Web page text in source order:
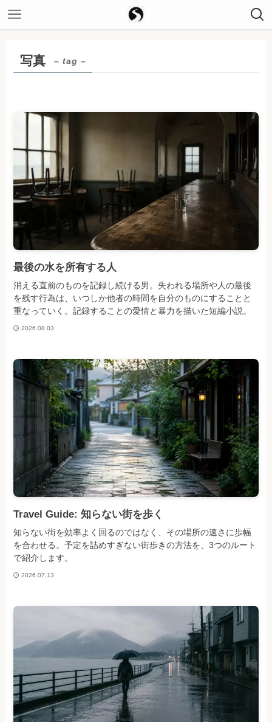
写真 – tag –
最後の水を所有する人
消える直前のものを記録し続ける男。失われる場所や人の最後
を残す行為は、いつしか他者の時間を自分のものにすることと
重なっていく。記録することの愛情と暴力を描いた短編小説。
2026.08.03
Travel Guide: 知らない街を歩く
知らない街を効率よく回るのではなく、その場所の速さに歩幅
を合わせる。予定を詰めすぎない街歩きの方法を、3つのルート
で紹介します。
2026.07.13